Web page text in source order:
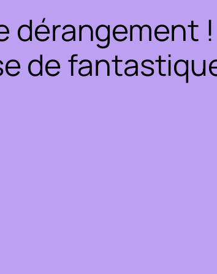
dérangement
de